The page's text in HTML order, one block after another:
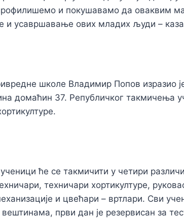
и покушавамо да оваквим
и усавршавање ових младих људи –
школе Владимир Попов изразио
домаћин 37. Републичког такмичења
ће се такмичити у четири
техничари хортикултуре,
и цвећари – вртлари. Сви
први дан је резервисан за